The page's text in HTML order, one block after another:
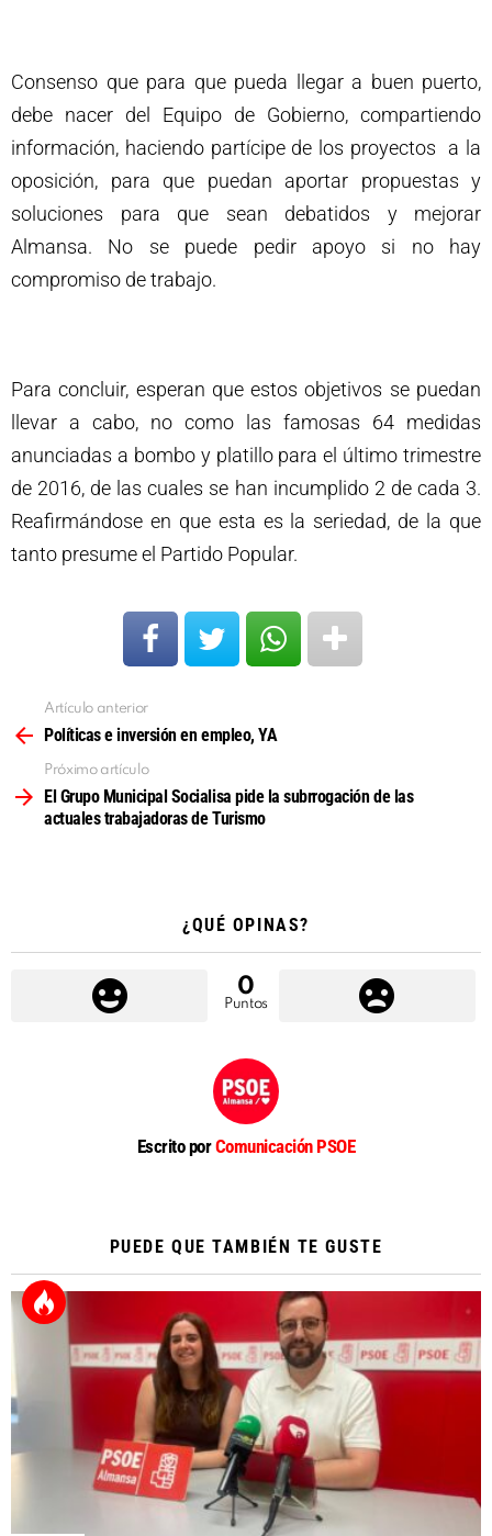
Consenso que para que pueda llegar a buen puerto,
debe nacer del Equipo de Gobierno, compartiendo
información, haciendo partícipe de los proyectos a la
oposición, para que puedan aportar propuestas y
soluciones para que sean debatidos y mejorar
Almansa. No se puede pedir apoyo si no hay
compromiso de trabajo.
Para concluir, esperan que estos objetivos se puedan
llevar a cabo, no como las famosas 64 medidas
anunciadas a bombo y platillo para el último trimestre
de 2016, de las cuales se han incumplido 2 de cada 3.
Reafirmándose en que esta es la seriedad, de la que
tanto presume el Partido Popular.
más
Artículo anterior
Políticas e inversión en empleo, YA
Próximo artículo
El Grupo Municipal Socialisa pide la subrrogación de las
actuales trabajadoras de Turismo
¿QUÉ OPINAS?
0
Puntos
Escrito porComunicación PSOE
PUEDE QUE TAMBIÉN TE GUSTE